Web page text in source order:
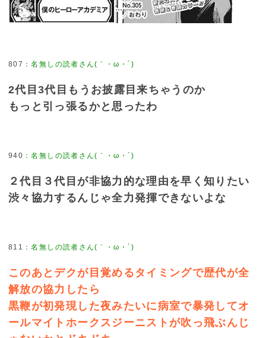
807 ：名無しの読者さん(｀・ω・´)
2代目3代目もうお披露目来ちゃうのか
もっと引っ張るかと思ったわ
940 ：名無しの読者さん(｀・ω・´)
２代目３代目が非協力的な理由を早く知りたい
渋々協力するんじゃ全力発揮できないよな
811 ：名無しの読者さん(｀・ω・´)
このあとデクが目覚めるタイミングで歴代が全
解放の協力したら
黒鞭が初発現した夜みたいに病室で暴発してオ
ールマイトホークスジーニストが吹っ飛ぶんじ